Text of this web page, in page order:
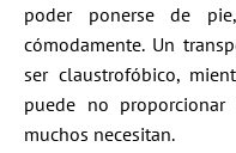
poder ponerse de
cómodamente. Un
ser claustrofóbico,
puede no
muchos necesitan.